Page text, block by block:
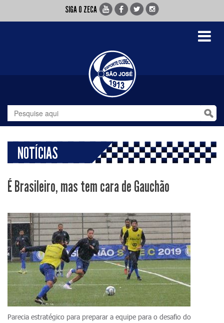
SIGA O ZECA
Toggle
NOTÍCIAS
É Brasileiro, mas tem cara de Gauchão
Parecia estratégico para preparar a equipe para o desafio do